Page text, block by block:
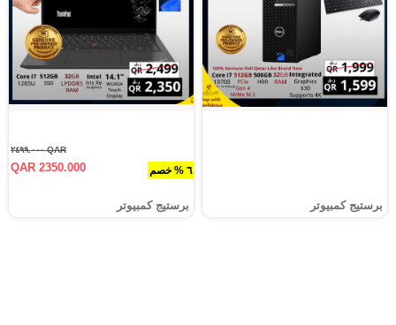
برستيج كمبيوتر
٦ % خصم
QAR ٢٤٩٩.٠٠٠
QAR 2350.000
برستيج كمبيوتر